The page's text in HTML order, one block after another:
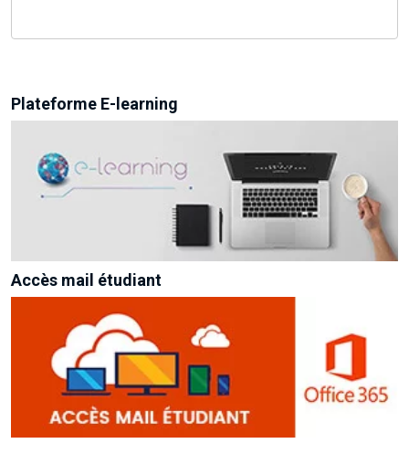
Plateforme E-learning
Accès mail étudiant